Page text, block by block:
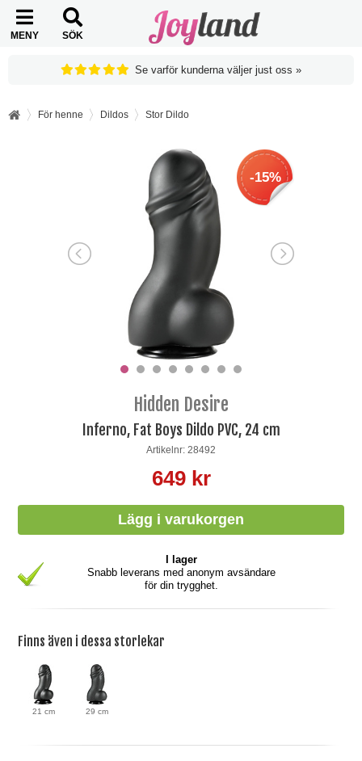
MENY SÖK
Se varför kunderna väljer just oss »
För henne Dildos Stor Dildo
-15%
Hidden Desire
Inferno, Fat Boys Dildo PVC, 24 cm
Artikelnr: 28492
649 kr
I lager
Snabb leverans med anonym avsändare
för din trygghet.
Finns även i dessa storlekar
21 cm 29 cm